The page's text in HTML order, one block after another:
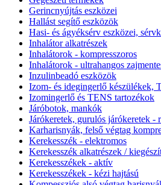
Gerincnyújtás eszközei
Hallást segítő eszközök
Hasi- és ágyéksérv eszközei,
Inhalátor alkatrészek
Inhalátorok - kompresszoros
Inhalátorok - ultrahangos
Inzulinbeadó eszközök
Izom- és idegingerlő készülékek,
Izomingerlő és TENS tartozékok
Járóbotok, mankók
Járókeretek, gurulós járókeretek -
Karharisnyák, felső végtag
Kerekesszék - elektromos
Kerekesszék alkatrészek /
Kerekesszékek - aktív
Kerekesszékek - kézi hajtású